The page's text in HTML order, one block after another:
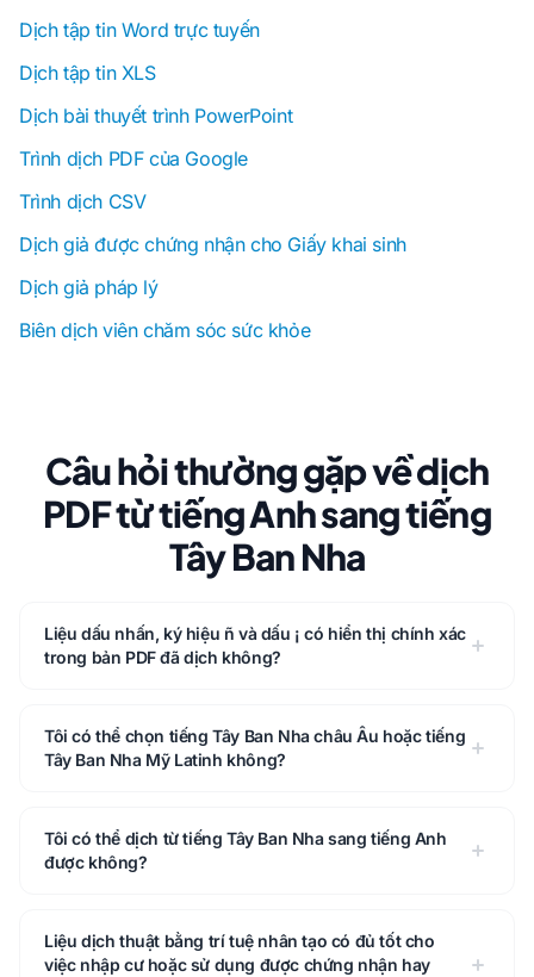
Dịch tập tin Word trực tuyến
Dịch tập tin XLS
Dịch bài thuyết trình PowerPoint
Trình dịch PDF của Google
Trình dịch CSV
Dịch giả được chứng nhận cho Giấy khai sinh
Dịch giả pháp lý
Biên dịch viên chăm sóc sức khỏe
Câu hỏi thường gặp về dịch
PDF từ tiếng Anh sang tiếng
Tây Ban Nha
Liệu dấu nhấn, ký hiệu ñ và dấu ¡ có hiển thị chính xác
trong bản PDF đã dịch không?
Tôi có thể chọn tiếng Tây Ban Nha châu Âu hoặc tiếng
Tây Ban Nha Mỹ Latinh không?
Tôi có thể dịch từ tiếng Tây Ban Nha sang tiếng Anh
được không?
Liệu dịch thuật bằng trí tuệ nhân tạo có đủ tốt cho
việc nhập cư hoặc sử dụng được chứng nhận hay